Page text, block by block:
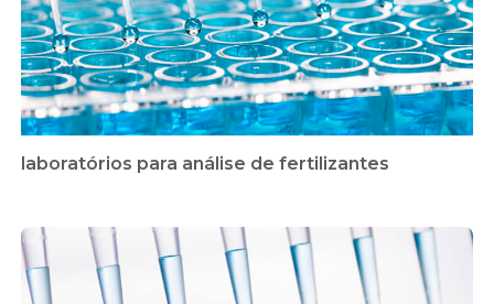
laboratórios para análise de fertilizantes